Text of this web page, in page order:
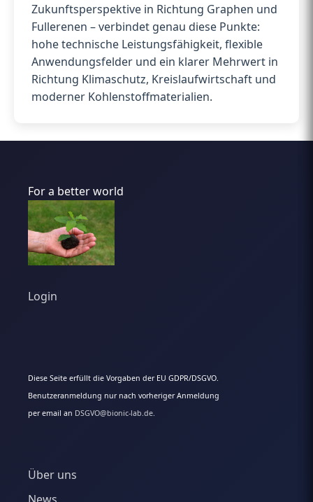
Zukunftsperspektive in Richtung Graphen und
Fullerenen – verbindet genau diese Punkte:
hohe technische Leistungsfähigkeit, flexible
Anwendungsfelder und ein klarer Mehrwert in
Richtung Klimaschutz, Kreislaufwirtschaft und
moderner Kohlenstoffmaterialien.
For a better world
Login
Diese Seite erfüllt die Vorgaben der EU GDPR/DSGVO.
Benutzeranmeldung nur nach vorheriger Anmeldung
per email an DSGVO@bionic-lab.de.
Über uns